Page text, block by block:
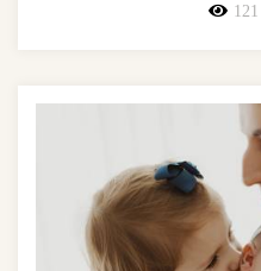
121